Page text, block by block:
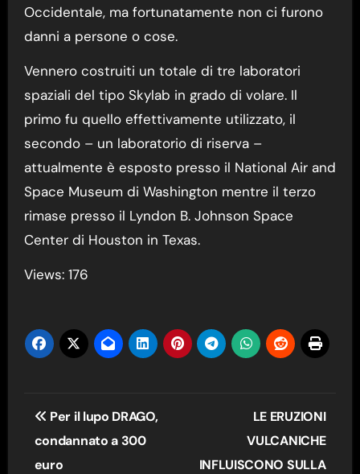
Occidentale, ma fortunatamente non ci furono
danni a persone o cose.
Vennero costruiti un totale di tre laboratori
spaziali del tipo Skylab in grado di volare. Il
primo fu quello effettivamente utilizzato, il
secondo – un laboratorio di riserva –
attualmente è esposto presso il National Air and
Space Museum di Washington mentre il terzo
rimase presso il Lyndon B. Johnson Space
Center di Houston in Texas.
Views: 176
Navigazione
articoli
Per il lupo DRAGO,
condannato a 300
euro
LE ERUZIONI
VULCANICHE
INFLUISCONO SULLA